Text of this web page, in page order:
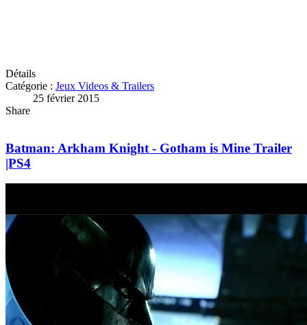
Détails
Catégorie : Jeux Videos & Trailers
25 février 2015
Share
Batman: Arkham Knight - Gotham is Mine Trailer
|PS4